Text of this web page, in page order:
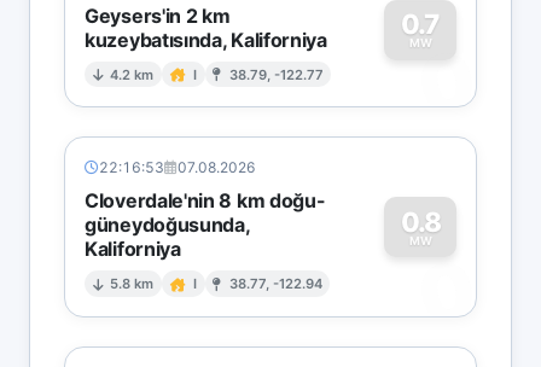
Geysers'in 2 km
kuzeybatısında, Kaliforniya
4.2 km I 38.79, -122.77
0.7
MW
0
22:16:53 07.08.2026
Cloverdale'nin 8 km doğu-
güneydoğusunda,
Kaliforniya
5.8 km I 38.77, -122.94
0.8
MW
0